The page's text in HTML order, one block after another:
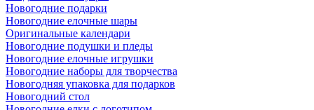
Новогодние подарки
Новогодние елочные шары
Оригинальные календари
Новогодние подушки и пледы
Новогодние елочные игрушки
Новогодние наборы для творчества
Новогодняя упаковка для подарков
Новогодний стол